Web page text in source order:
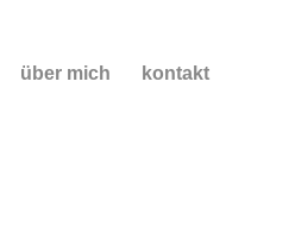
über mich kontakt